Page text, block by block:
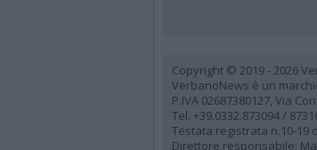
Copyright © 2019 - 2026
VerbanoNews è un
P.IVA 02687380127, Via
Tel. +39.0332.873094 /
Testata registrata n.10-19
Direttore responsabile: